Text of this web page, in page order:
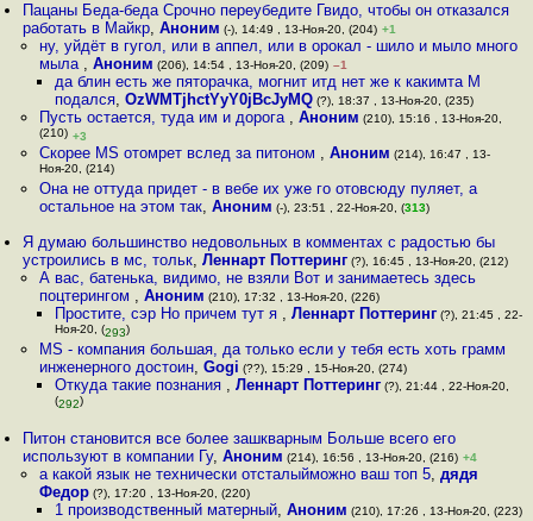
Пацаны Беда-беда Срочно переубедите Гвидо, чтобы он отказался
работать в Майкр,Аноним (-), 14:49 , 13-Ноя-20, (204) +1
ну, уйдёт в гугол, или в аппел, или в орокал - шило и мыло много
мыла , Аноним (206), 14:54 , 13-Ноя-20, (209) –1
да блин есть же пяторачка, могнит итд нет же к какимта M
подался, OzWMTjhctYyY0jBcJyMQ(?), 18:37 , 13-Ноя-20, (235)
Пусть остается, туда им и дорога , Аноним (210), 15:16 , 13-Ноя-20,
(210) +3
Скорее MS отомрет вслед за питоном , Аноним (214), 16:47 , 13-
Ноя-20, (214)
Она не оттуда придет - в вебе их уже го отовсюду пуляет, а
остальное на этом так, Аноним (-), 23:51 , 22-Ноя-20, (313)
Я думаю большинство недовольных в комментах с радостью бы
устроились в мс, тольк,Леннарт Поттеринг (?), 16:45 , 13-Ноя-20, (212)
А вас, батенька, видимо, не взяли Вот и занимаетесь здесь
поцтерингом , Аноним (210), 17:32 , 13-Ноя-20, (226)
Простите, сэр Но причем тут я , Леннарт Поттеринг(?), 21:45 , 22-
Ноя-20, (293)
MS - компания большая, да только если у тебя есть хоть грамм
инженерного достоин, Gogi (??), 15:29 , 15-Ноя-20, (274)
Откуда такие познания , Леннарт Поттеринг(?), 21:44 , 22-Ноя-20,
(292)
Питон становится все более зашкварным Больше всего его
используют в компании Гу,Аноним (214), 16:56 , 13-Ноя-20, (216) +4
а какой язык не технически отсталыйможно ваш топ 5, дядя
Федор(?), 17:20 , 13-Ноя-20, (220)
1 производственный матерный, Аноним (210), 17:26 , 13-Ноя-20, (223)